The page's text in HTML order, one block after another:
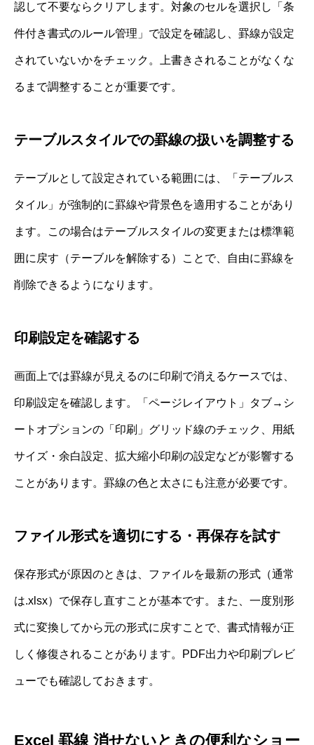
認して不要ならクリアします。対象のセルを選択し「条
件付き書式のルール管理」で設定を確認し、罫線が設定
されていないかをチェック。上書きされることがなくな
るまで調整することが重要です。
テーブルスタイルでの罫線の扱いを調整する
テーブルとして設定されている範囲には、「テーブルス
タイル」が強制的に罫線や背景色を適用することがあり
ます。この場合はテーブルスタイルの変更または標準範
囲に戻す（テーブルを解除する）ことで、自由に罫線を
削除できるようになります。
印刷設定を確認する
画面上では罫線が見えるのに印刷で消えるケースでは、
印刷設定を確認します。「ページレイアウト」タブ→シ
ートオプションの「印刷」グリッド線のチェック、用紙
サイズ・余白設定、拡大縮小印刷の設定などが影響する
ことがあります。罫線の色と太さにも注意が必要です。
ファイル形式を適切にする・再保存を試す
保存形式が原因のときは、ファイルを最新の形式（通常
は.xlsx）で保存し直すことが基本です。また、一度別形
式に変換してから元の形式に戻すことで、書式情報が正
しく修復されることがあります。PDF出力や印刷プレビ
ューでも確認しておきます。
Excel 罫線 消せないときの便利なショー